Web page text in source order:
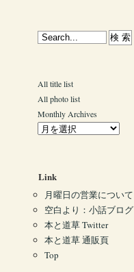
All title list
All photo list
Monthly Archives
Link
月曜日の営業について
空白より：小話ブログ
本と道草 Twitter
本と道草 通販頁
Top